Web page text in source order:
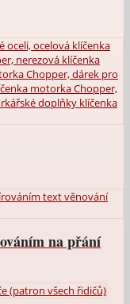
na přání